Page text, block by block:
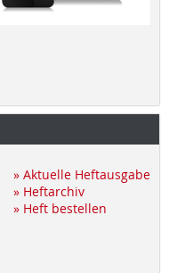
» Aktuelle Heftausgabe
» Heftarchiv
» Heft bestellen